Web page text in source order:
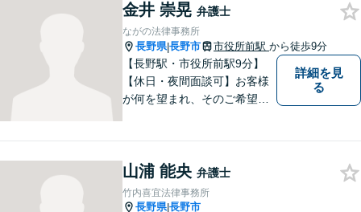
は日本全国です。 遠方の方は
Web面談や電話でのご連絡が
可能です。
金井 崇晃 弁護士
ながの法律事務所
長野県|長野市 市役所前駅 から徒歩9分
【長野駅・市役所前駅9分】
【休日・夜間面談可】お客様
が何を望まれ、そのご希望を
合っています。 できる限り負
担を軽減し、スピーディーな
解決を目指すことを信条とし
詳細を見
る
山浦 能央 弁護士
竹内喜宜法律事務所
長野県|長野市